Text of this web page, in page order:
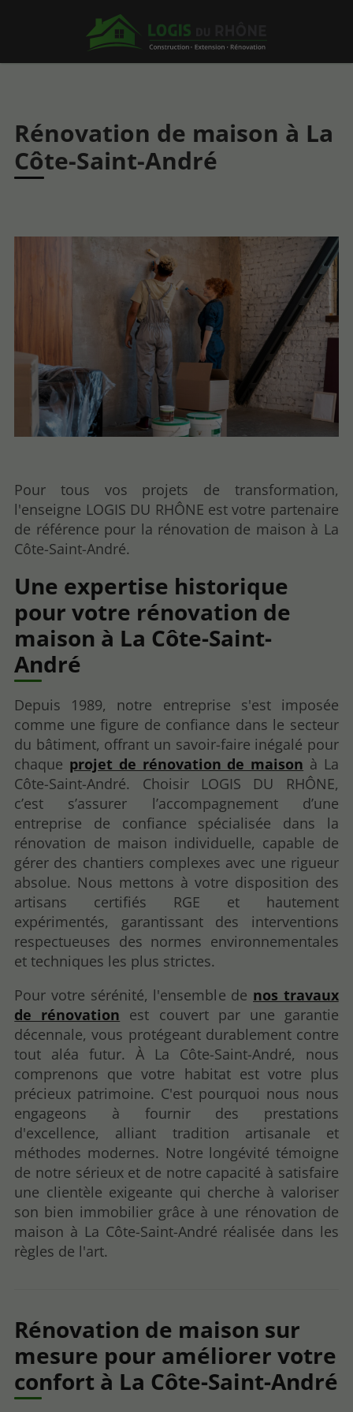
Rénovation de maison à La
Côte-Saint-André
Pour tous vos projets de transformation,
l'enseigne LOGIS DU RHÔNE est votre partenaire
de référence pour la rénovation de maison à La
Côte-Saint-André.
Une expertise historique
pour votre rénovation de
maison à La Côte-Saint-
André
Depuis 1989, notre entreprise s'est imposée
comme une figure de confiance dans le secteur
du bâtiment, offrant un savoir-faire inégalé pour
chaque projet de rénovation de maison à La
Côte-Saint-André. Choisir LOGIS DU RHÔNE,
c’est s’assurer l’accompagnement d’une
entreprise de confiance spécialisée dans la
rénovation de maison individuelle, capable de
gérer des chantiers complexes avec une rigueur
absolue. Nous mettons à votre disposition des
artisans certifiés RGE et hautement
expérimentés, garantissant des interventions
respectueuses des normes environnementales
et techniques les plus strictes.
Pour votre sérénité, l'ensemble de nos travaux
de rénovation est couvert par une garantie
décennale, vous protégeant durablement contre
tout aléa futur. À La Côte-Saint-André, nous
comprenons que votre habitat est votre plus
précieux patrimoine. C'est pourquoi nous nous
engageons à fournir des prestations
d'excellence, alliant tradition artisanale et
méthodes modernes. Notre longévité témoigne
de notre sérieux et de notre capacité à satisfaire
une clientèle exigeante qui cherche à valoriser
son bien immobilier grâce à une rénovation de
maison à La Côte-Saint-André réalisée dans les
règles de l'art.
Rénovation de maison sur
mesure pour améliorer votre
confort à La Côte-Saint-André